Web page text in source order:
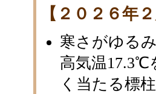
【２０２６年
寒さがゆる
高気温17.3℃
く当たる標